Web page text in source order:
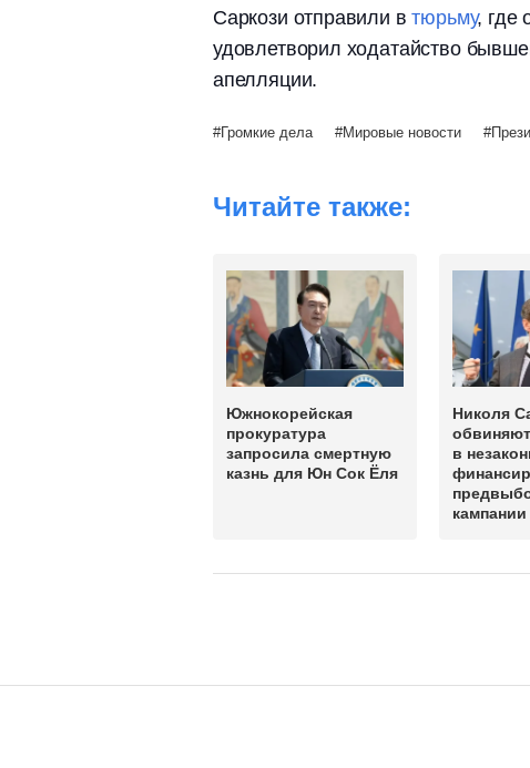
Саркози отправили втюрьму, где
удовлетворил ходатайство
апелляции.
Громкие дела Мировые новости
Читайте также:
Южнокорейская
прокуратура
запросила смертную
казнь для Юн Сок Ёля
Николя
обвиняют
в
кампании